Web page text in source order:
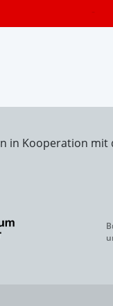
-
in Kooperation mit